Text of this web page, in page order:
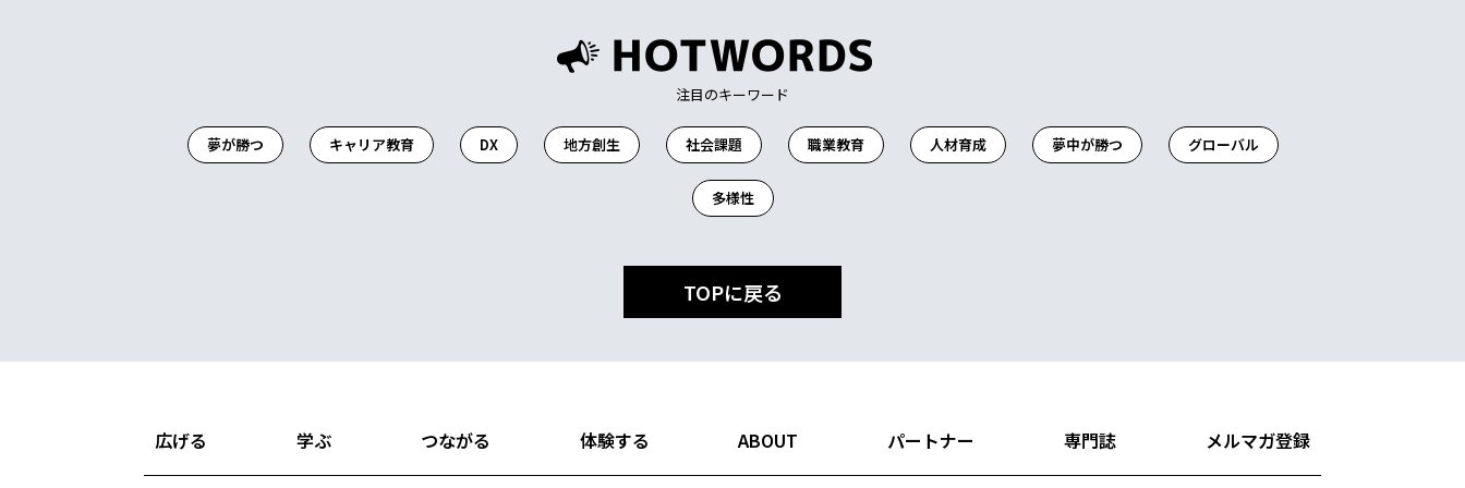
注目のキーワード
夢が勝つ キャリア教育 DX 地方創生 社会課題 職業教育 人材育成 夢中が勝つ グローバル
多様性
TOPに戻る
広げる 学ぶ つながる 体験する ABOUT パートナー 専門誌 メルマガ登録